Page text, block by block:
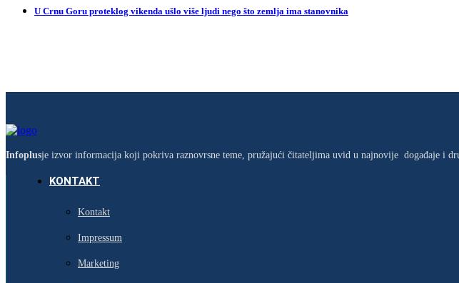
U Crnu Goru proteklog vikenda ušlo više ljudi nego što zemlja ima stanovnika
Infoplusje izvor informacija koji pokriva raznovrsne teme, pružajući čitateljima uvid u najnovije događaje i
KONTAKT
Kontakt
Impressum
Marketing